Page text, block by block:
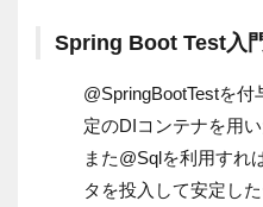
Spring Boot Test入
@SpringBootTestを
定のDIコンテナを用
また@Sqlを利用すれ
タを投入して安定し